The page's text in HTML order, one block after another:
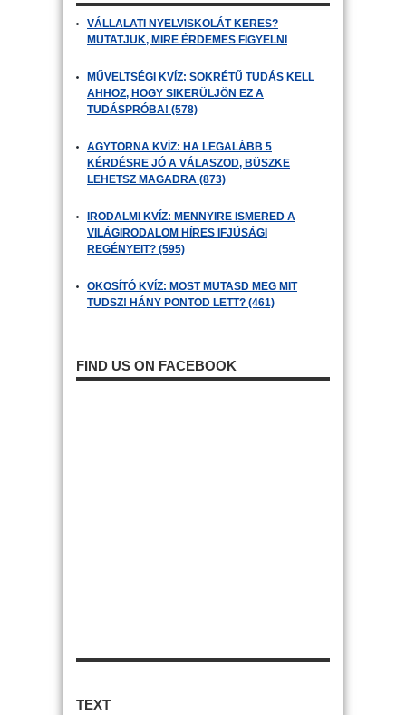
VÁLLALATI NYELVISKOLÁT KERES?
MUTATJUK, MIRE ÉRDEMES FIGYELNI
MŰVELTSÉGI KVÍZ: SOKRÉTŰ TUDÁS KELL
AHHOZ, HOGY SIKERÜLJÖN EZ A
TUDÁSPRÓBA! (578)
AGYTORNA KVÍZ: HA LEGALÁBB 5
KÉRDÉSRE JÓ A VÁLASZOD, BÜSZKE
LEHETSZ MAGADRA (873)
IRODALMI KVÍZ: MENNYIRE ISMERED A
VILÁGIRODALOM HÍRES IFJÚSÁGI
REGÉNYEIT? (595)
OKOSÍTÓ KVÍZ: MOST MUTASD MEG MIT
TUDSZ! HÁNY PONTOD LETT? (461)
FIND US ON FACEBOOK
TEXT